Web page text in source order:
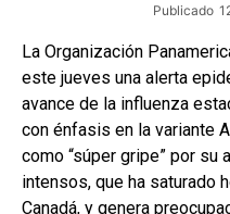
Publicado
La Organización
este jueves una alerta
avance de la influenza
con énfasis en la variante
como “súper gripe” por
intensos, que ha saturado
Canadá, y genera